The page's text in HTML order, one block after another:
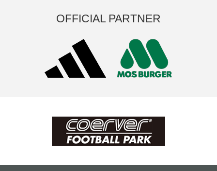
OFFICIAL PARTNER